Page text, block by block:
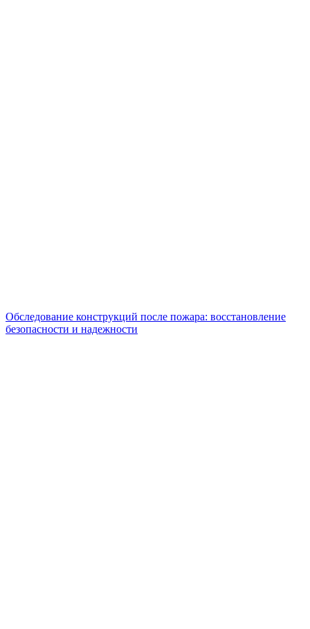
Обследование конструкций после пожара: восстановление
безопасности и надежности